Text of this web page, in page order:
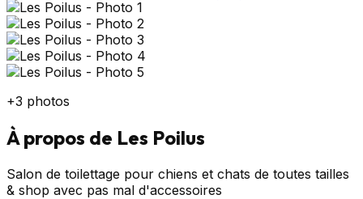
+3 photos
À propos de Les Poilus
Salon de toilettage pour chiens et chats de toutes tailles
& shop avec pas mal d'accessoires